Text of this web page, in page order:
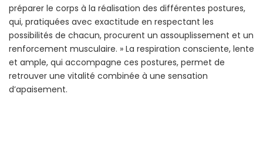
préparer le corps à la réalisation des différentes postures,
qui, pratiquées avec exactitude en respectant les
possibilités de chacun, procurent un assouplissement et un
renforcement musculaire. » La respiration consciente, lente
et ample, qui accompagne ces postures, permet de
retrouver une vitalité combinée à une sensation
d’apaisement.